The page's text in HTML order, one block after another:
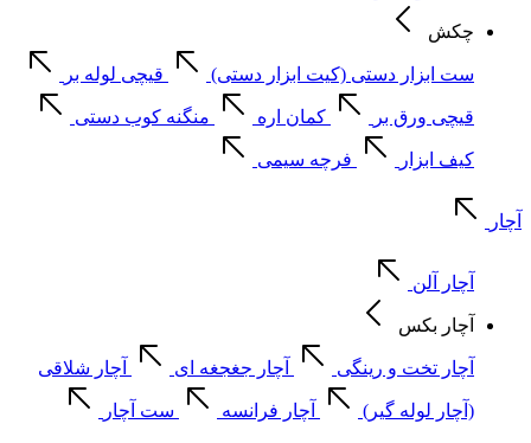
چکش
ست ابزار دستی (کیت ابزار دستی) قیچی لوله بر
قیچی ورق بر کمان اره منگنه کوب دستی
کیف ابزار فرچه سیمی
آچار
آچار آلن
آچار بکس
آچار تخت و رینگی آچار جغجغه ای آچار شلاقی
(آچار لوله گیر) آچار فرانسه ست آچار